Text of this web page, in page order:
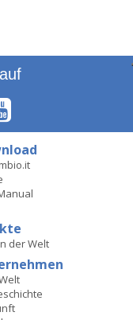
der Welt